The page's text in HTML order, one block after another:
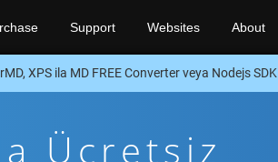
Support Websites About
XPS ila MD FREE Converter veya Nodejs SDK
Ücretsiz